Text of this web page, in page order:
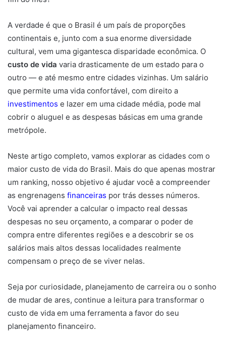
A verdade é que o Brasil é um país de proporções
continentais e, junto com a sua enorme diversidade
cultural, vem uma gigantesca disparidade econômica. O
custo de vida varia drasticamente de um estado para o
outro — e até mesmo entre cidades vizinhas. Um salário
que permite uma vida confortável, com direito a
investimentos e lazer em uma cidade média, pode mal
cobrir o aluguel e as despesas básicas em uma grande
metrópole.
Neste artigo completo, vamos explorar as cidades com o
maior custo de vida do Brasil. Mais do que apenas mostrar
um ranking, nosso objetivo é ajudar você a compreender
as engrenagens financeiras por trás desses números.
Você vai aprender a calcular o impacto real dessas
despesas no seu orçamento, a comparar o poder de
compra entre diferentes regiões e a descobrir se os
salários mais altos dessas localidades realmente
compensam o preço de se viver nelas.
Seja por curiosidade, planejamento de carreira ou o sonho
de mudar de ares, continue a leitura para transformar o
custo de vida em uma ferramenta a favor do seu
planejamento financeiro.